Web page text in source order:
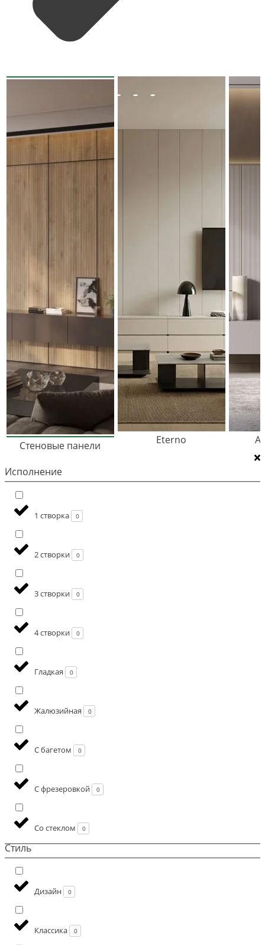
Стеновые панели Eterno
Исполнение
1 створка 0
2 створки 0
3 створки 0
4 створки 0
Гладкая 0
Жалюзийная 0
С багетом 0
С фрезеровкой 0
Со стеклом 0
Стиль
Дизайн 0
Классика 0